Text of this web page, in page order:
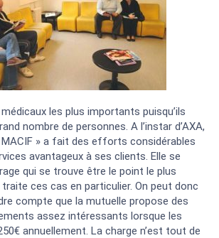
les plus importants puisqu’ils
nombre de personnes. A l’instar d’AXA,
MACIF » a fait des efforts considérables
avantageux à ses clients. Elle se
qui se trouve être le point le plus
ces cas en particulier. On peut donc
compte que la mutuelle propose des
assez intéressants lorsque les
annuellement. La charge n’est tout de